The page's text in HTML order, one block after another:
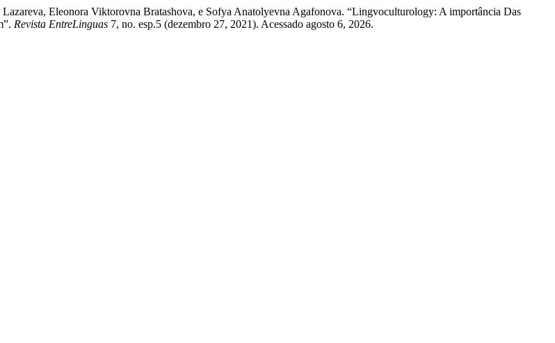
Eleonora Viktorovna Bratashova, e Sofya Anatolyevna Agafonova. “Lingvoculturology: A importância Das
Revista EntreLinguas 7, no. esp.5 (dezembro 27, 2021). Acessado agosto 6, 2026.